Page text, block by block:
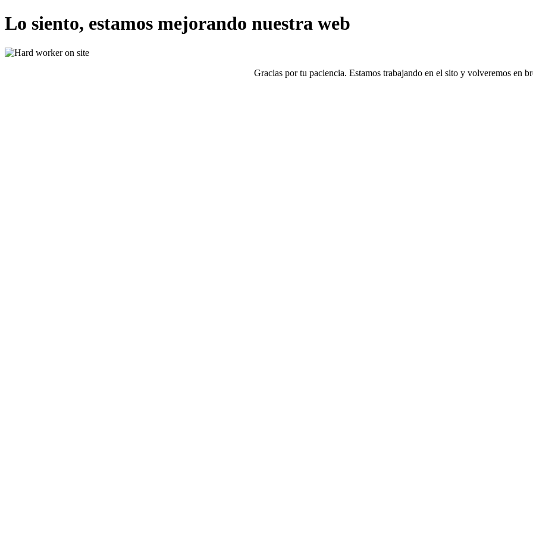
Lo siento, estamos mejorando nuestra web
Gracias por tu paciencia. Estamos trabajando en el sito y volveremos en